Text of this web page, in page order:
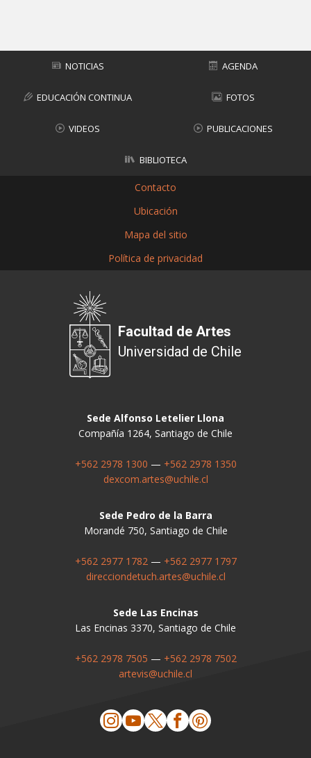
NOTICIAS AGENDA
EDUCACIÓN CONTINUA FOTOS
VIDEOS PUBLICACIONES
BIBLIOTECA
Contacto
Ubicación
Mapa del sitio
Política de privacidad
Facultad de Artes
Universidad de Chile
Sede Alfonso Letelier Llona
Compañía 1264, Santiago de Chile
+562 2978 1300 — +562 2978 1350
dexcom.artes@uchile.cl
Sede Pedro de la Barra
Morandé 750, Santiago de Chile
+562 2977 1782— +562 2977 1797
direcciondetuch.artes@uchile.cl
Sede Las Encinas
Las Encinas 3370, Santiago de Chile
+562 2978 7505 — +562 2978 7502
artevis@uchile.cl